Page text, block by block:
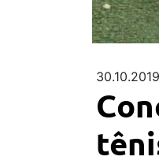
30.10.2019